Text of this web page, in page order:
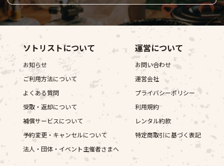
ソトリストについて
お知らせ
ご利用方法について
よくある質問
受取・返却について
補償サービスについて
予約変更・キャンセルについて
法人・団体・イベント主催者さまへ
運営について
お問い合わせ
運営会社
プライバシーポリシー
利用規約
レンタル約款
特定商取引に基づく表記